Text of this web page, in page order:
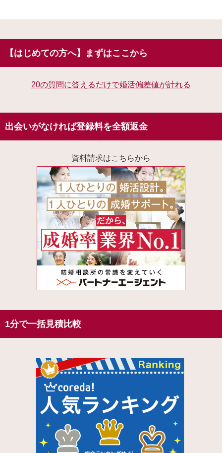
【はじめての方へ】まずはここから
20の質問に答えるだけで婚活偏差値が計れる
出会いがなければ登録料を全額返金
資料請求はこちらから
1分で一括見積比較